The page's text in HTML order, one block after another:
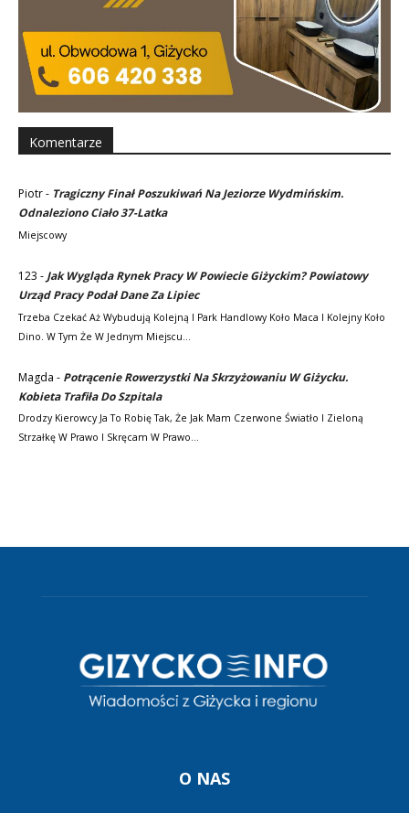
Komentarze
Piotr- Tragiczny Finał Poszukiwań Na Jeziorze Wydmińskim.
Odnaleziono Ciało 37-Latka
Miejscowy
123 - Jak Wygląda Rynek Pracy W Powiecie Giżyckim? Powiatowy
Urząd Pracy Podał Dane Za Lipiec
Trzeba Czekać Aż Wybudują Kolejną I Park Handlowy Koło Maca I Kolejny Koło
Dino. W Tym Że W Jednym Miejscu…
Magda - Potrącenie Rowerzystki Na Skrzyżowaniu W Giżycku.
Kobieta Trafiła Do Szpitala
Drodzy Kierowcy Ja To Robię Tak, Że Jak Mam Czerwone Światło I Zieloną
Strzałkę W Prawo I Skręcam W Prawo…
O NAS